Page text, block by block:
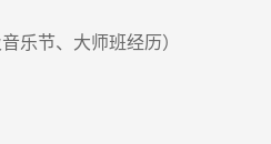
乐节、大师班经历）